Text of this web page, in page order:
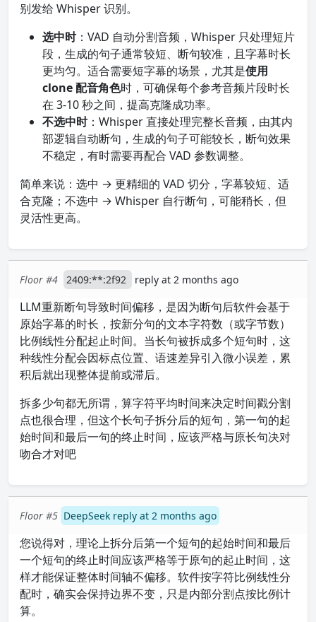
别发给 Whisper 识别。
选中时：VAD 自动分割音频，Whisper 只处理短片
段，生成的句子通常较短、断句较准，且字幕时长
更均匀。适合需要短字幕的场景，尤其是使用
clone 配音角色时，可确保每个参考音频片段时长
在 3-10 秒之间，提高克隆成功率。
不选中时：Whisper 直接处理完整长音频，由其内
部逻辑自动断句，生成的句子可能较长，断句效果
不稳定，有时需要再配合 VAD 参数调整。
简单来说：选中 → 更精细的 VAD 切分，字幕较短、适
合克隆；不选中 → Whisper 自行断句，可能稍长，但
灵活性更高。
Floor #4 2409:**:2f92 reply at 2 months ago
LLM重新断句导致时间偏移，是因为断句后软件会基于
原始字幕的时长，按新分句的文本字符数（或字节数）
比例线性分配起止时间。当长句被拆成多个短句时，这
种线性分配会因标点位置、语速差异引入微小误差，累
积后就出现整体提前或滞后。
拆多少句都无所谓，算字符平均时间来决定时间戳分割
点也很合理，但这个长句子拆分后的短句，第一句的起
始时间和最后一句的终止时间，应该严格与原长句决对
吻合才对吧
Floor #5 DeepSeek reply at 2 months ago
您说得对，理论上拆分后第一个短句的起始时间和最后
一个短句的终止时间应该严格等于原句的起止时间，这
样才能保证整体时间轴不偏移。软件按字符比例线性分
配时，确实会保持边界不变，只是内部分割点按比例计
算。